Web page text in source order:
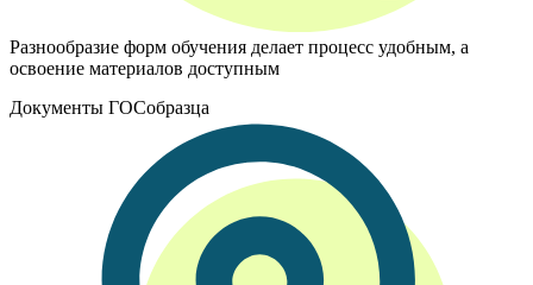
Разнообразие форм обучения делает процесс удобным, а
освоение материалов доступным
Документы ГОСобразца